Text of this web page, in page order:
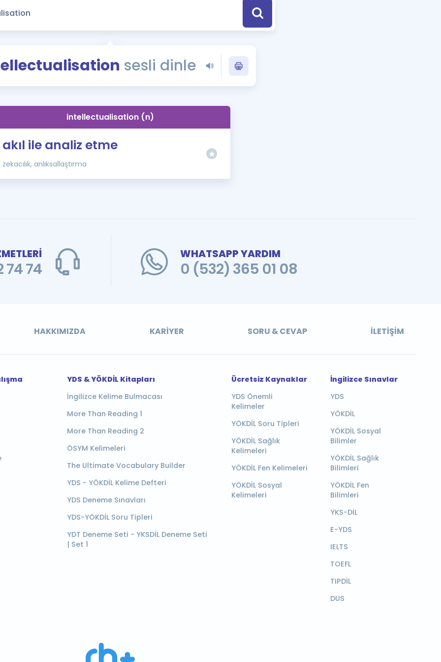
Eğitim ve Kitaplara Özel Fırsatlar
YDS - YÖKDİL Tüm Sınavlarla İlgili Haberler
İngilizce Gramer
İngilizce Gramer ve Konu Anlatımı
sesli dinle
intellectualisation (n)
akıl ile analiz etme
zekacılık, anlıksallaştırma
74
WHATSAPP YARDIM
0 (532) 365 01 08
HAKKIMIZDA KARIYER SORU & CEVAP İLETIŞIM
YDS & YÖKDİL Kitapları
İngilizce Kelime Bulmacası
More Than Reading 1
More Than Reading 2
ÖSYM Kelimeleri
The Ultimate Vocabulary Builder
YDS - YÖKDİL Kelime Defteri
YDS Deneme Sınavları
YDS-YÖKDİL Soru Tipleri
YDT Deneme Seti - YKSDİL Deneme Seti
| Set 1
Ücretsiz Kaynaklar
YDS Önemli
Kelimeler
YÖKDİL Soru Tipleri
YÖKDİL Sağlık
Kelimeleri
YÖKDİL Fen Kelimeleri
YÖKDİL Sosyal
Kelimeleri
İngilizce Sınavlar
YDS
YÖKDİL
YÖKDİL Sosyal
Bilimler
YÖKDİL Sağlık
Bilimleri
YÖKDİL Fen
Bilimleri
YKS-DİL
E-YDS
IELTS
TOEFL
TIPDİL
DUS